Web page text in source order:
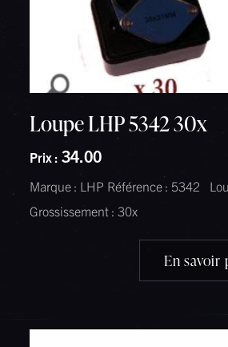
Loupe LHP 5342 30x
Prix :34.00
Marque : LHP Référence : 5342
Grossissement : 30x
En savoir